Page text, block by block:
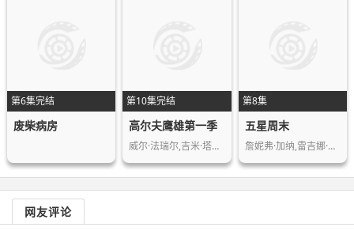
第6集完结
废柴病房
第10集完结
高尔夫鹰雄第一季
威尔·法瑞尔,吉米·塔特罗,莫莉·香侬…
第8集
五星周末
詹妮弗·加纳,雷吉娜·赫尔,达茜·卡尔…
网友评论